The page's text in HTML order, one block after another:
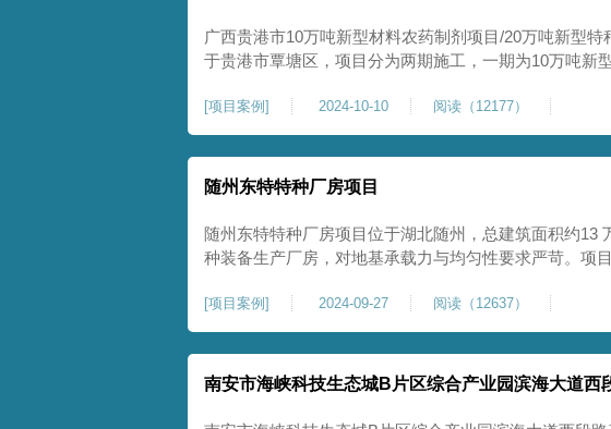
广西贵港市10万吨新型材料农药制剂项目/20万吨新型特
于贵港市覃塘区，项目分为两期施工，一期为10万吨新
夯和普通强夯施工两种施工模式。为确保后期地基使用
台位置地基进行置换加强夯，其他区域采用
[项目案例 ] 2024-10-10 阅读（12177）
随州东特特种厂房项目
随州东特特种厂房项目位于湖北随州，总建筑面积约13
种装备生产厂房，对地基承载力与均匀性要求严苛。项
面提升场地密实度与承载性能，满足重载车间、设备基
稳定运行要求。项目严格遵循强夯地基处
[项目案例 ] 2024-09-27 阅读（12637）
南安市海峡科技生态城B片区综合产业园滨海大道西